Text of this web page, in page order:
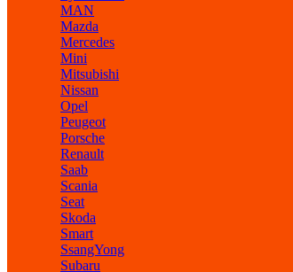
MAN
Mazda
Mercedes
Mini
Mitsubishi
Nissan
Opel
Peugeot
Porsche
Renault
Saab
Scania
Seat
Skoda
Smart
SsangYong
Subaru